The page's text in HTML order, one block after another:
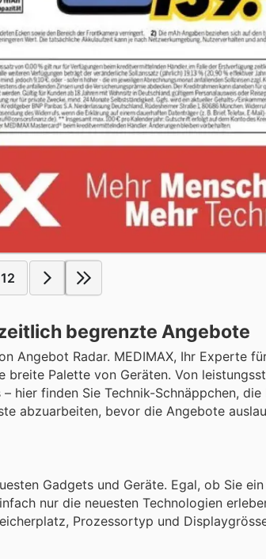
12
begrenzte Angebote
Angebot Radar. MEDIMAX, Ihr Experte
Palette von Geräten. Von
hier finden Sie Technik-Schnäppchen, die
abzuarbeiten, bevor die Angebote
Gadgets und Geräte. Egal, ob Sie
nur die neuesten Technologien
Prozessortyp und